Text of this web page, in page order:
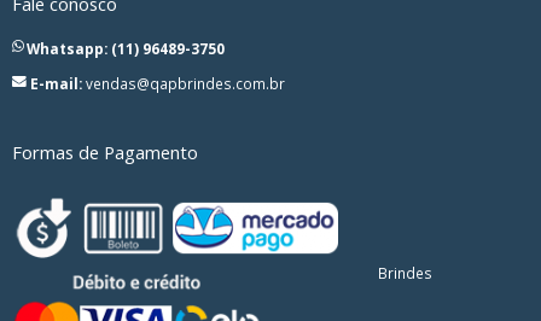
Whatsapp: (11) 96489-3750
E-mail:vendas@qapbrindes.com.br
Formas de Pagamento
Brindes